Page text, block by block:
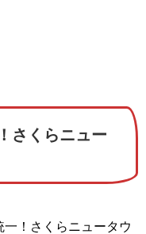
さくらニュー
！さくらニュータウ